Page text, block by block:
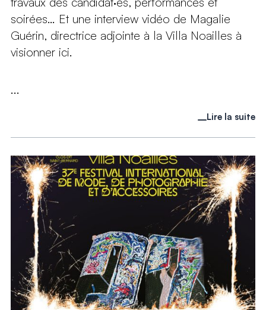
soirées… Et une interview vidéo de Magalie
Guérin, directrice adjointe à la Villa Noailles à
visionner ici.
...
Lire la suite